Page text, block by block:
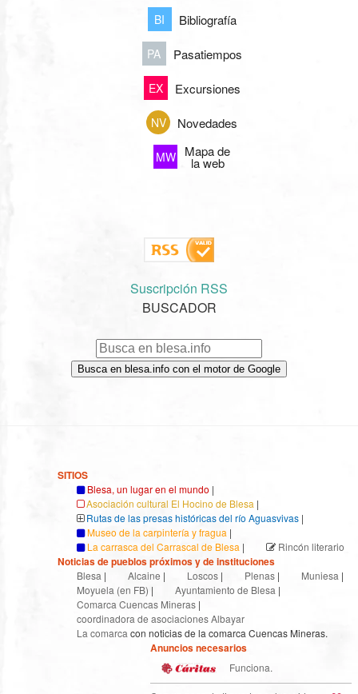
BI Bibliografía
PA Pasatiempos
EX Excursiones
NV Novedades
MW Mapa de
la web
Suscripción RSS
BUSCADOR
Busca en blesa.info con el motor de Google
SITIOS
Blesa, un lugar en el mundo |
Asociación cultural El Hocino de Blesa |
Rutas de las presas históricas del río Aguasvivas |
Museo de la carpintería y fragua |
La carrasca del Carrascal de Blesa | Rincón literario
Noticias de pueblos próximos y de instituciones
Blesa | Alcaine | Loscos | Plenas | Muniesa |
Moyuela (en FB) | Ayuntamiento de Blesa |
Comarca Cuencas Mineras |
coordinadora de asociaciones Albayar
La comarca con noticias de la comarca Cuencas Mineras.
Anuncios necesarios
Funciona.